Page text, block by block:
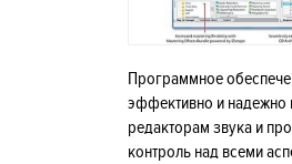
Программное
эффективно и надежно
редакторам звука и
контроль над всеми